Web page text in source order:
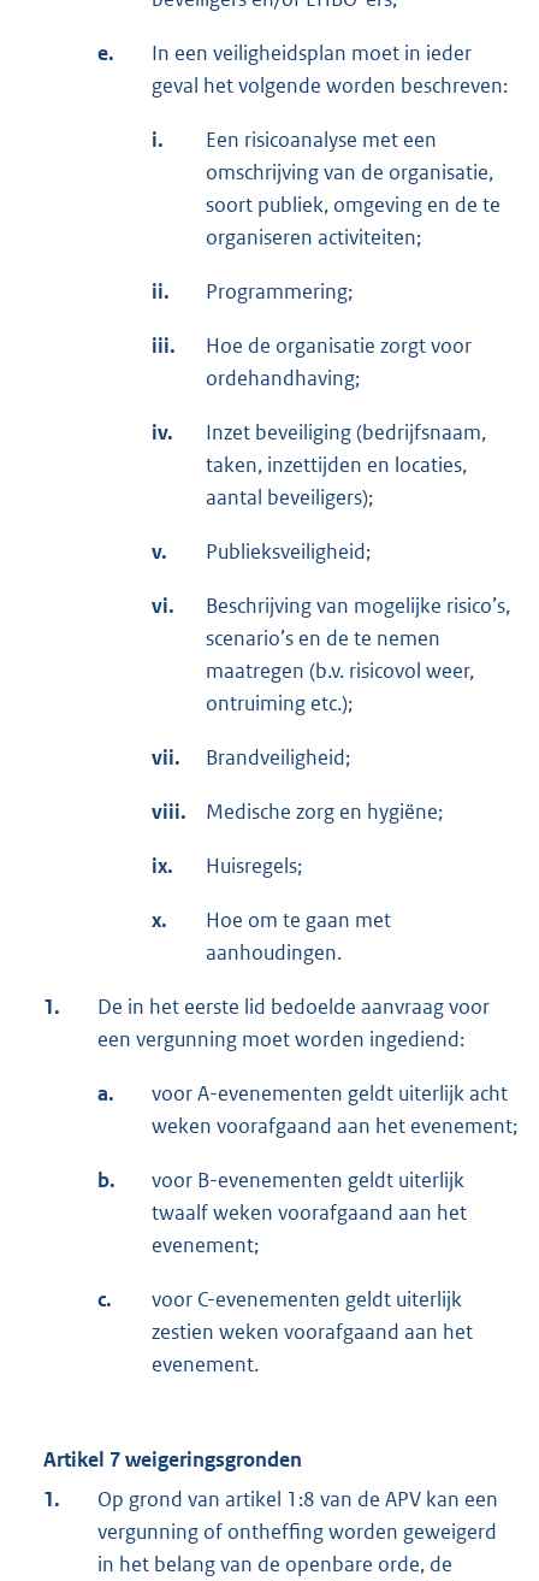
e.
In een veiligheidsplan moet in ieder
geval het volgende worden beschreven:
i.
Een risicoanalyse met een
omschrijving van de organisatie,
soort publiek, omgeving en de te
organiseren activiteiten;
ii. Programmering;
iii.
Hoe de organisatie zorgt voor
ordehandhaving;
iv.
Inzet beveiliging (bedrijfsnaam,
taken, inzettijden en locaties,
aantal beveiligers);
v. Publieksveiligheid;
vi.
Beschrijving van mogelijke risico’s,
scenario’s en de te nemen
maatregen (b.v. risicovol weer,
ontruiming etc.);
vii. Brandveiligheid;
viii. Medische zorg en hygiëne;
ix. Huisregels;
x.
Hoe om te gaan met
aanhoudingen.
1.
De in het eerste lid bedoelde aanvraag voor
een vergunning moet worden ingediend:
a.
voor A-evenementen geldt uiterlijk acht
weken voorafgaand aan het evenement;
b.
voor B-evenementen geldt uiterlijk
twaalf weken voorafgaand aan het
evenement;
c.
voor C-evenementen geldt uiterlijk
zestien weken voorafgaand aan het
evenement.
Artikel 7 weigeringsgronden
1.
Op grond van artikel 1:8 van de APV kan een
vergunning of ontheffing worden geweigerd
in het belang van de openbare orde, de